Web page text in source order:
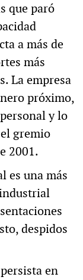
que paró
a más de
más
La empresa
próximo,
y lo
gremio
2001.
es una más
despidos
en